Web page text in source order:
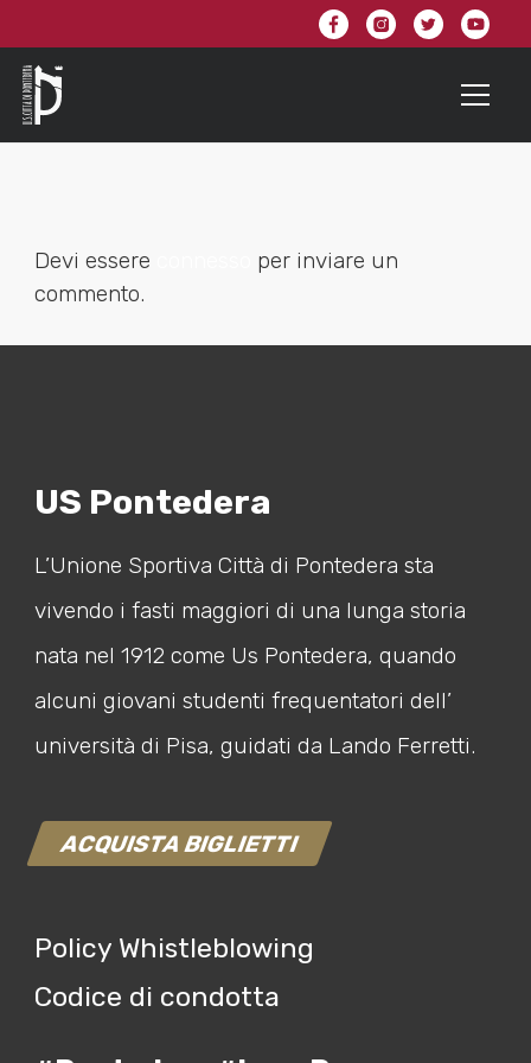
Devi essere
per inviare un
commento.
US Pontedera
L’Unione Sportiva Città di Pontedera sta
vivendo i fasti maggiori di una lunga storia
nata nel 1912 come Us Pontedera, quando
alcuni giovani studenti frequentatori dell’
università di Pisa, guidati da Lando Ferretti.
ACQUISTA BIGLIETTI
Policy Whistleblowing
Codice di condotta